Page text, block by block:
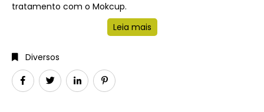
tratamento com o Mokcup. ⁣
Leia mais
Diversos